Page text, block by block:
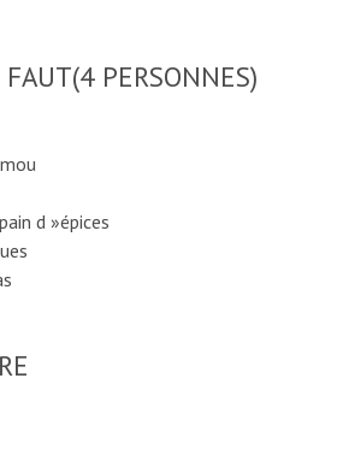
FAUT(4 PERSONNES)
d »épices